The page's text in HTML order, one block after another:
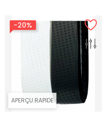
APERÇU RAPIDE
-20%